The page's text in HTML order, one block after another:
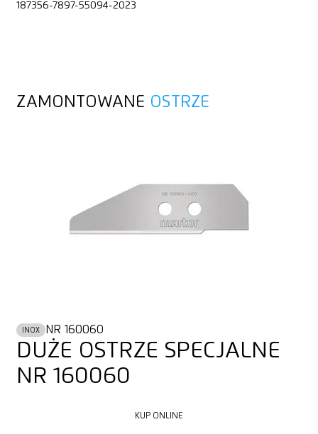
187356-7897-55094-2023
ZAMONTOWANE OSTRZE
INOX NR 160060
DUŻE OSTRZE SPECJALNE
NR 160060
KUP ONLINE